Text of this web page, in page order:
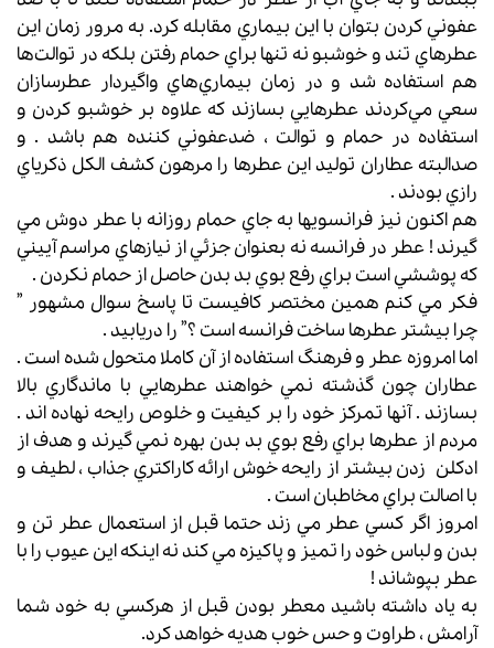
عفوني كردن بتوان با اين بيماري مقابله كرد. به مرور زمان اين
عطرهاي تند و خوشبو نه ‌تنها براي حمام رفتن بلكه در توالت‌ها
هم استفاده شد و در زمان بيماري‌هاي واگيردار عطرسازان
سعي مي‌كردند عطرهايي بسازند كه علاوه بر خوشبو كردن و
استفاده در حمام و توالت ، ضدعفوني كننده هم باشد . و
صدالبته عطاران توليد اين عطرها را مرهون كشف الكل ذكرياي
رازي بودند .
هم اكنون نيز فرانسويها به جاي حمام روزانه با عطر دوش مي
گيرند ! عطر در فرانسه نه بعنوان جزئي از نيازهاي مراسم آييني
كه پوششي است براي رفع بوي بد بدن حاصل از حمام نكردن .
فكر مي كنم همين مختصر كافيست تا پاسخ سوال مشهور ”
چرا بيشتر عطرها ساخت فرانسه است ؟” را دريابيد .
اما امروزه عطر و فرهنگ استفاده از آن كاملا متحول شده است .
عطاران چون گذشته نمي خواهند عطرهايي با ماندگاري بالا
بسازند . آنها تمركز خود را بر كيفيت و خلوص رايحه نهاده اند .
مردم از عطرها براي رفع بوي بد بدن بهره نمي گيرند و هدف از
ادکلن زدن بيشتر از رايحه خوش ارائه كاراكتري جذاب ، لطيف و
با اصالت براي مخاطبان است .
امروز اگر كسي عطر مي زند حتما قبل از استعمال عطر تن و
بدن و لباس خود را تميز و پاكيزه مي كند نه اينكه اين عيوب را با
عطر بپوشاند !
به ياد داشته باشيد معطر بودن قبل از هركسي به خود شما
آرامش ، طراوت و حس خوب هديه خواهد كرد.